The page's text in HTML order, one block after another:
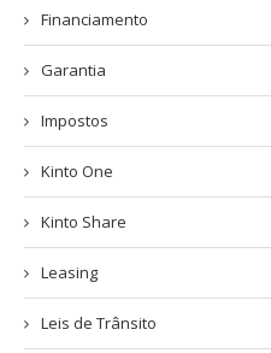
Financiamento
Garantia
Impostos
Kinto One
Kinto Share
Leasing
Leis de Trânsito